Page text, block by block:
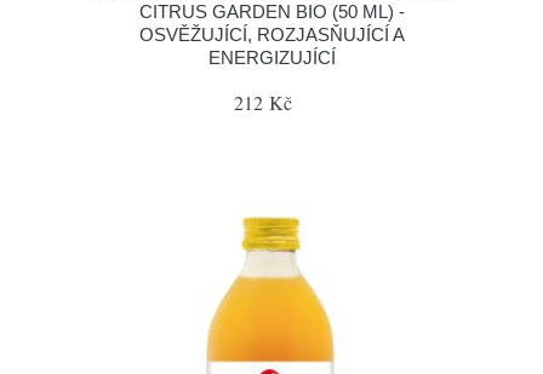
CITRUS GARDEN BIO (50 ML) -
OSVĚŽUJÍCÍ, ROZJASŇUJÍCÍ A
ENERGIZUJÍCÍ
212 Kč